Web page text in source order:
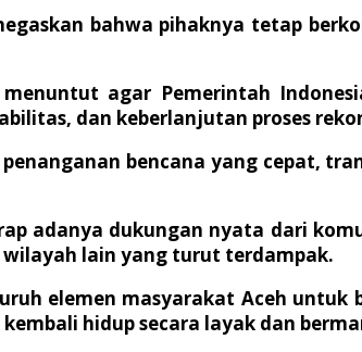
bahwa pihaknya tetap
agar Pemerintah
dan keberlanjutan proses
penanganan bencana yang cepat,
adanya dukungan nyata dari
wilayah lain yang turut terdampak.
elemen masyarakat Aceh
hidup secara layak dan